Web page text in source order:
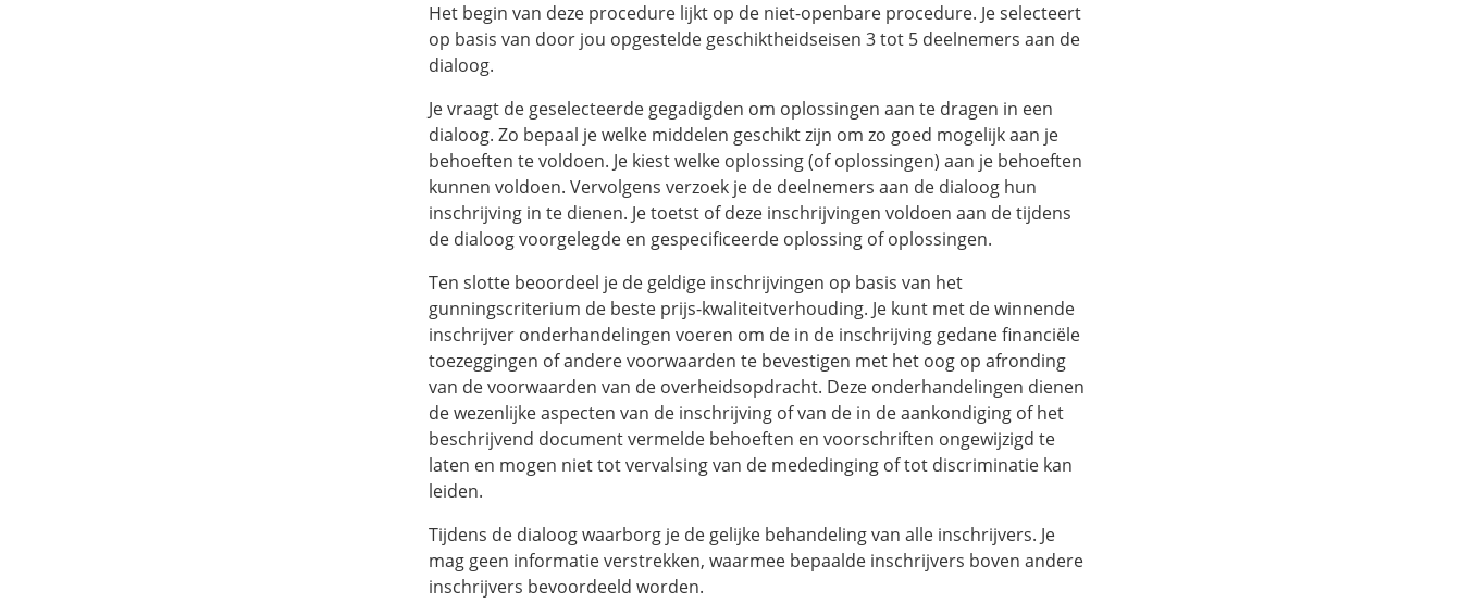
Het begin van deze procedure lijkt op de niet-openbare procedure. Je selecteert
op basis van door jou opgestelde geschiktheidseisen 3 tot 5 deelnemers aan de
dialoog.
Je vraagt de geselecteerde gegadigden om oplossingen aan te dragen in een
dialoog. Zo bepaal je welke middelen geschikt zijn om zo goed mogelijk aan je
behoeften te voldoen. Je kiest welke oplossing (of oplossingen) aan je behoeften
kunnen voldoen. Vervolgens verzoek je de deelnemers aan de dialoog hun
inschrijving in te dienen. Je toetst of deze inschrijvingen voldoen aan de tijdens
de dialoog voorgelegde en gespecificeerde oplossing of oplossingen.
Ten slotte beoordeel je de geldige inschrijvingen op basis van het
gunningscriterium de beste prijs-kwaliteitverhouding. Je kunt met de winnende
inschrijver onderhandelingen voeren om de in de inschrijving gedane financiële
toezeggingen of andere voorwaarden te bevestigen met het oog op afronding
van de voorwaarden van de overheidsopdracht. Deze onderhandelingen dienen
de wezenlijke aspecten van de inschrijving of van de in de aankondiging of het
beschrijvend document vermelde behoeften en voorschriften ongewijzigd te
laten en mogen niet tot vervalsing van de mededinging of tot discriminatie kan
leiden.
Tijdens de dialoog waarborg je de gelijke behandeling van alle inschrijvers. Je
mag geen informatie verstrekken, waarmee bepaalde inschrijvers boven andere
inschrijvers bevoordeeld worden.